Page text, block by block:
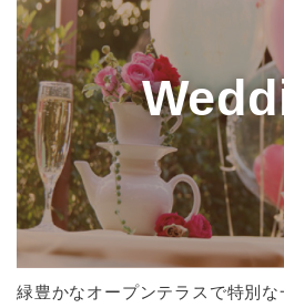
緑豊かなオープンテラスで特別な